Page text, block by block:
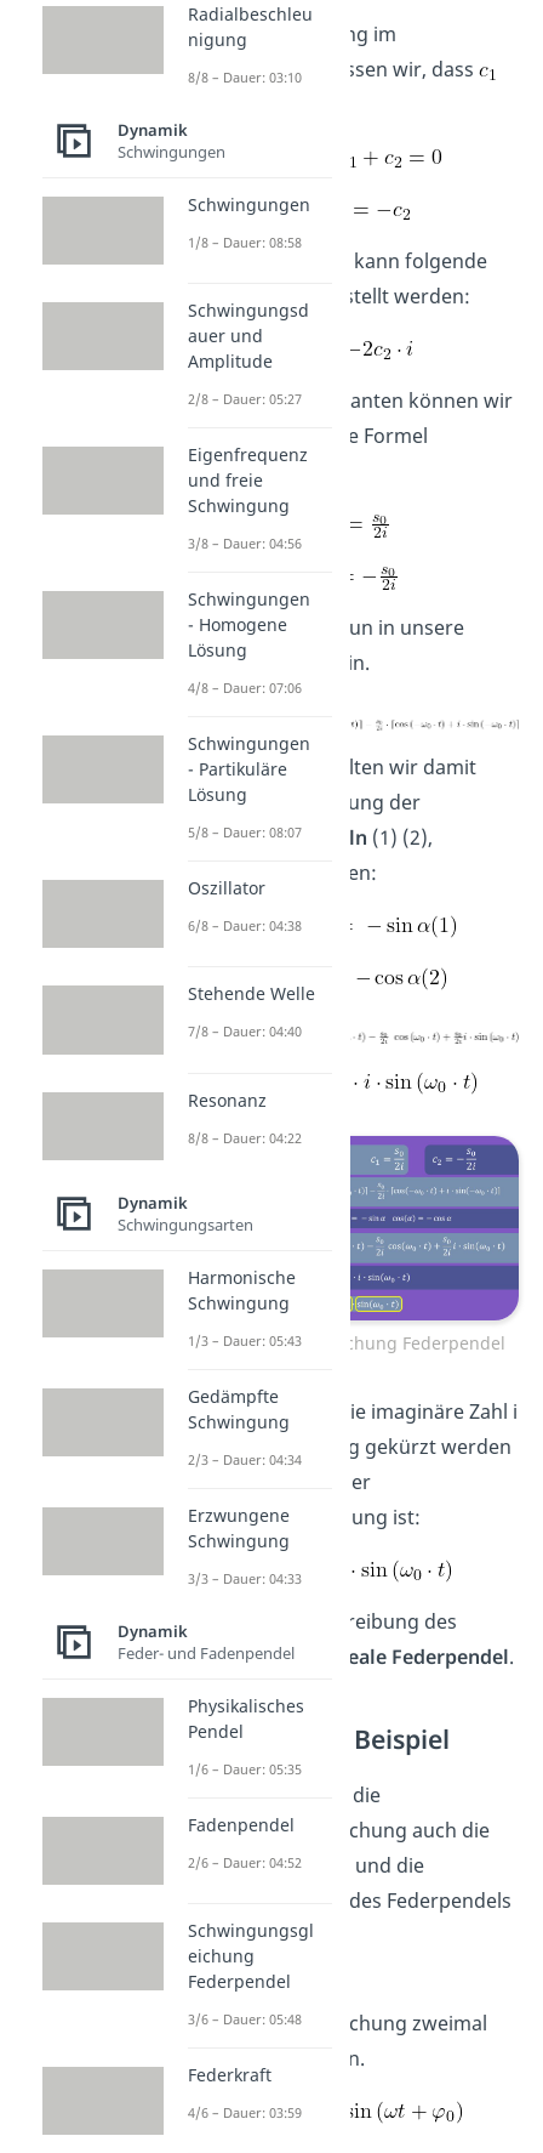
Aus der Bedingung im
Ruhezustand
, wissen wir, dass
Oben eingesetzt, kann folgende
Gleichung aufgestellt werden:
Für unsere Konstanten können wir
also nun folgende Formel
berechnen:
Dies setzen wir nun in unsere
Lösungsformel ein.
Umgeformt erhalten wir damit
durch die Beachtung der
Quadrantenregeln (1) (2),
folgende Lösungen:
Schwingungsgleichung Federpendel
Jetzt kann auch die imaginäre Zahl i
aus der Gleichung gekürzt werden
und die Lösung der
Differentialgleichung ist:
Das ist die Beschreibung des
Weges für das
ideale Federpendel.
Federpendel Beispiel
Wir können über die
Schwingungsgleichung auch die
Geschwindigkeit
und die
des Federpendels
berechnen.
Dazu muss die
Schwingungsgleichung zweimal
abgeleitet werden.
Radialbeschleu
nigung
8/8 – Dauer: 03:10
Dynamik
Schwingungen
Schwingungen
1/8 – Dauer: 08:58
Schwingungsd
auer und
Amplitude
2/8 – Dauer: 05:27
Eigenfrequenz
und freie
Schwingung
3/8 – Dauer: 04:56
Schwingungen
- Homogene
Lösung
4/8 – Dauer: 07:06
Schwingungen
- Partikuläre
Lösung
5/8 – Dauer: 08:07
Oszillator
6/8 – Dauer: 04:38
Stehende Welle
7/8 – Dauer: 04:40
Resonanz
8/8 – Dauer: 04:22
Dynamik
Schwingungsarten
Harmonische
Schwingung
1/3 – Dauer: 05:43
Gedämpfte
Schwingung
2/3 – Dauer: 04:34
Erzwungene
Schwingung
3/3 – Dauer: 04:33
Dynamik
Feder- und Fadenpendel
Physikalisches
Pendel
1/6 – Dauer: 05:35
Fadenpendel
2/6 – Dauer: 04:52
Schwingungsgl
eichung
Federpendel
3/6 – Dauer: 05:48
Federkraft
4/6 – Dauer: 03:59